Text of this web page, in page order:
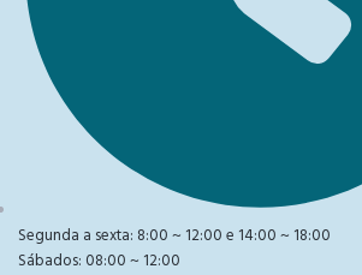
Segunda a sexta: 8:00 ~ 12:00 e 14:00 ~ 18:00
Sábados: 08:00 ~ 12:00